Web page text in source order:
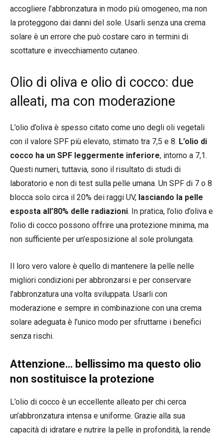
accogliere l’abbronzatura in modo più omogeneo, ma non
la proteggono dai danni del sole. Usarli senza una crema
solare è un errore che può costare caro in termini di
scottature e invecchiamento cutaneo.
Olio di oliva e olio di cocco: due
alleati, ma con moderazione
L’olio d’oliva è spesso citato come uno degli oli vegetali
con il valore SPF più elevato, stimato tra 7,5 e 8. L’olio di
cocco ha un SPF leggermente inferiore, intorno a 7,1.
Questi numeri, tuttavia, sono il risultato di studi di
laboratorio e non di test sulla pelle umana. Un SPF di 7 o 8
blocca solo circa il 20% dei raggi UV, lasciando la pelle
esposta all’80% delle radiazioni. In pratica, l’olio d’oliva e
l’olio di cocco possono offrire una protezione minima, ma
non sufficiente per un’esposizione al sole prolungata.
Il loro vero valore è quello di mantenere la pelle nelle
migliori condizioni per abbronzarsi e per conservare
l’abbronzatura una volta sviluppata. Usarli con
moderazione e sempre in combinazione con una crema
solare adeguata è l’unico modo per sfruttarne i benefici
senza rischi.
Attenzione… bellissimo ma questo olio
non sostituisce la protezione
L’olio di cocco è un eccellente alleato per chi cerca
un’abbronzatura intensa e uniforme. Grazie alla sua
capacità di idratare e nutrire la pelle in profondità, la rende